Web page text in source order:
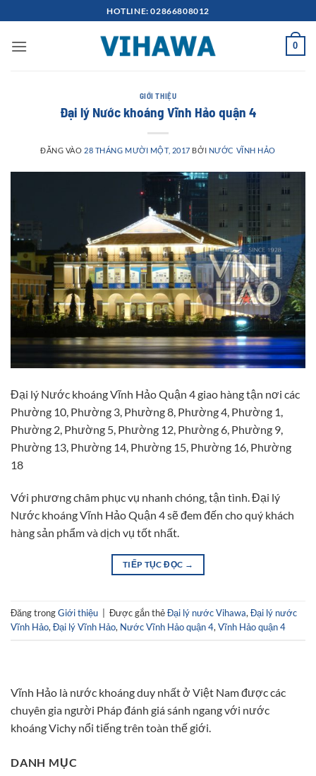
qua
nội
HOTLINE: 02866808012
0
GIỚI THIỆU
Đại lý Nước khoáng Vĩnh Hảo quận 4
ĐĂNG VÀO 28 THÁNG MƯỜI MỘT, 2017 BỞI NƯỚC VĨNH HẢO
Đại lý Nước khoáng Vĩnh Hảo Quận 4 giao hàng tận nơi các
Phường 10, Phường 3, Phường 8, Phường 4, Phường 1,
Phường 2, Phường 5, Phường 12, Phường 6, Phường 9,
Phường 13, Phường 14, Phường 15, Phường 16, Phường
18
Với phương châm phục vụ nhanh chóng, tận tình. Đại lý
Nước khoáng Vĩnh Hảo Quận 4 sẽ đem đến cho quý khách
hàng sản phẩm và dịch vụ tốt nhất.
TIẾP TỤC ĐỌC →
Đăng trongGiới thiệu Được gắn thẻĐại lý nước Vihawa,Đại lý nước
Vĩnh Hảo,Đại lý Vĩnh Hảo, Nước Vĩnh Hảo quận 4,Vĩnh Hảo quận 4
Vĩnh Hảo là nước khoáng duy nhất ở Việt Nam được các
chuyên gia người Pháp đánh giá sánh ngang với nước
khoáng Vichy nổi tiếng trên toàn thế giới.
DANH MỤC